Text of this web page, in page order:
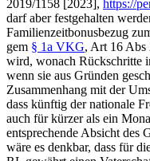
2019/1158 [2023], https://
darf aber festgehalten
Familienzeitbonusbezug
gem § 1a VKG, Art 16 Abs
wird, wonach Rückschritte
wenn sie aus Gründen
Zusammenhang mit der
dass künftig der nationale
auch für kürzer als ein
entsprechende Absicht des
wäre es denkbar, dass für